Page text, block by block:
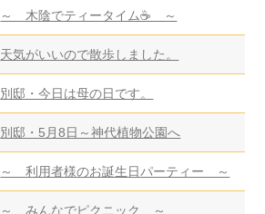
～ 木陰でティータイム☕ ～
天気がいいので散歩しました。
別邸・今日は母の日です。
別邸・5月8日～神代植物公園へ
～ 利用者様のお誕生日パーティー ～
～ みんなでピクニック ～